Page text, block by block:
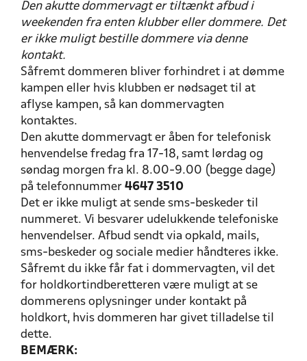
Den akutte dommervagt er tiltænkt afbud i
weekenden fra enten klubber eller dommere. Det
er ikke muligt bestille dommere via denne
kontakt.
Såfremt dommeren bliver forhindret i at dømme
kampen eller hvis klubben er nødsaget til at
aflyse kampen, så kan dommervagten
kontaktes.
Den akutte dommervagt er åben for telefonisk
henvendelse fredag fra 17-18, samt lørdag og
søndag morgen fra kl. 8.00-9.00 (begge dage)
på telefonnummer 4647 3510
Det er ikke muligt at sende sms-beskeder til
nummeret. Vi besvarer udelukkende telefoniske
henvendelser. Afbud sendt via opkald, mails,
sms-beskeder og sociale medier håndteres ikke.
Såfremt du ikke får fat i dommervagten, vil det
for holdkortindberetteren være muligt at se
dommerens oplysninger under kontakt på
holdkort, hvis dommeren har givet tilladelse til
dette.
BEMÆRK: